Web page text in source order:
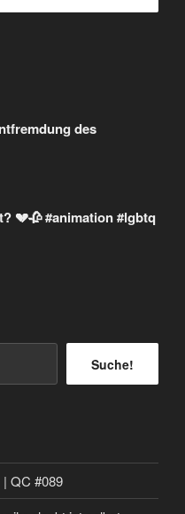
des
💔🥀 #animation #lgbtq
Suche!
| QC #089